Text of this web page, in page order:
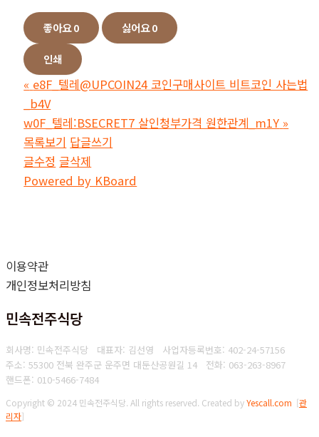
좋아요0 싫어요0
인쇄
« e8F_텔레@UPCOIN24 코인구매사이트 비트코인 사는법
_b4V
w0F_텔레:BSECRET7 살인청부가격 원한관계_m1Y »
목록보기 답글쓰기
글수정 글삭제
Powered by KBoard
이용약관
개인정보처리방침
민속전주식당
회사명: 민속전주식당 대표자: 김선영 사업자등록번호: 402-24-57156
주소: 55300 전북 완주군 운주면 대둔산공원길 14 전화: 063-263-8967
핸드폰: 010-5466-7484
Copyright © 2024 민속전주식당. All rights reserved. Created byYescall.com [관
리자]